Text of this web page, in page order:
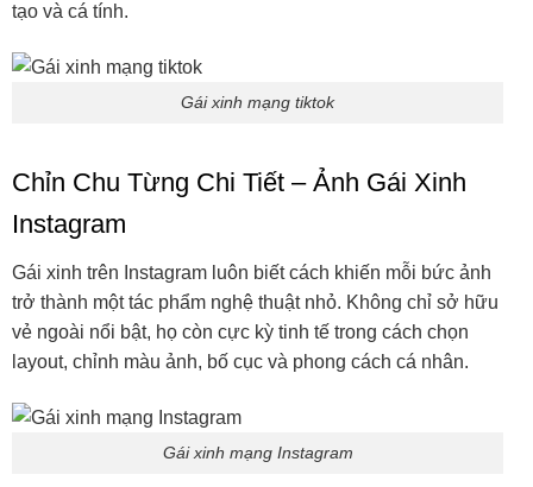
tạo và cá tính.
Gái xinh mạng tiktok
Chỉn Chu Từng Chi Tiết – Ảnh Gái Xinh
Instagram
Gái xinh trên Instagram luôn biết cách khiến mỗi bức ảnh
trở thành một tác phẩm nghệ thuật nhỏ. Không chỉ sở hữu
vẻ ngoài nổi bật, họ còn cực kỳ tinh tế trong cách chọn
layout, chỉnh màu ảnh, bố cục và phong cách cá nhân.
Gái xinh mạng Instagram